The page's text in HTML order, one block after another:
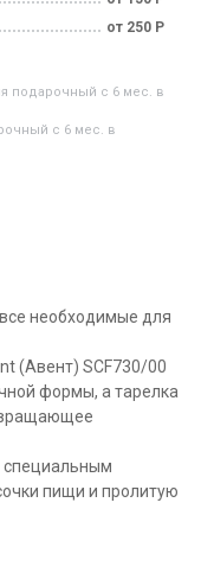
от 250 Р
подарочный с 6 мес. в
с 6 мес. в
необходимые для
(Авент) SCF730/00
формы, а тарелка
специальным
пищи и пролитую